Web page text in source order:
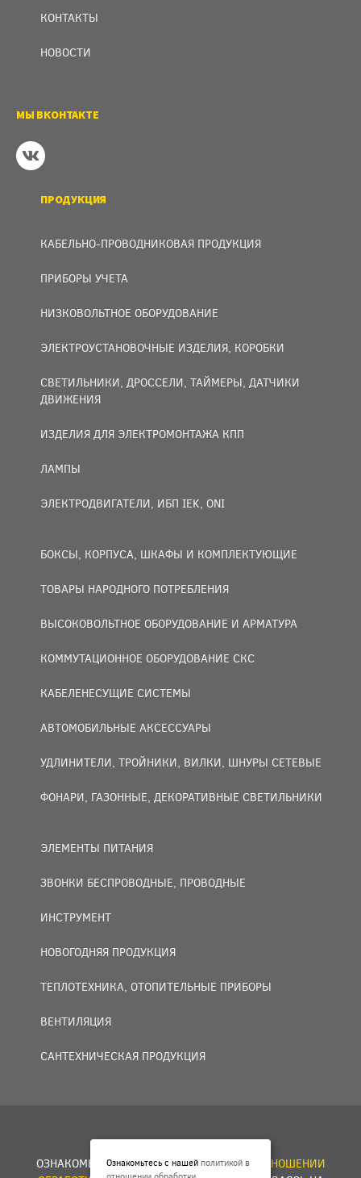
КОНТАКТЫ
НОВОСТИ
МЫ ВКОНТАКТЕ
ПРОДУКЦИЯ
КАБЕЛЬНО-ПРОВОДНИКОВАЯ ПРОДУКЦИЯ
ПРИБОРЫ УЧЕТА
НИЗКОВОЛЬТНОЕ ОБОРУДОВАНИЕ
ЭЛЕКТРОУСТАНОВОЧНЫЕ ИЗДЕЛИЯ, КОРОБКИ
СВЕТИЛЬНИКИ, ДРОССЕЛИ, ТАЙМЕРЫ, ДАТЧИКИ
ДВИЖЕНИЯ
ИЗДЕЛИЯ ДЛЯ ЭЛЕКТРОМОНТАЖА КПП
ЛАМПЫ
ЭЛЕКТРОДВИГАТЕЛИ, ИБП IEK, ONI
БОКСЫ, КОРПУСА, ШКАФЫ И КОМПЛЕКТУЮЩИЕ
ТОВАРЫ НАРОДНОГО ПОТРЕБЛЕНИЯ
ВЫСОКОВОЛЬТНОЕ ОБОРУДОВАНИЕ И АРМАТУРА
КОММУТАЦИОННОЕ ОБОРУДОВАНИЕ СКС
КАБЕЛЕНЕСУЩИЕ СИСТЕМЫ
АВТОМОБИЛЬНЫЕ АКСЕССУАРЫ
УДЛИНИТЕЛИ, ТРОЙНИКИ, ВИЛКИ, ШНУРЫ СЕТЕВЫЕ
ФОНАРИ, ГАЗОННЫЕ, ДЕКОРАТИВНЫЕ СВЕТИЛЬНИКИ
ЭЛЕМЕНТЫ ПИТАНИЯ
ЗВОНКИ БЕСПРОВОДНЫЕ, ПРОВОДНЫЕ
ИНСТРУМЕНТ
НОВОГОДНЯЯ ПРОДУКЦИЯ
ТЕПЛОТЕХНИКА, ОТОПИТЕЛЬНЫЕ ПРИБОРЫ
ВЕНТИЛЯЦИЯ
САНТЕХНИЧЕСКАЯ ПРОДУКЦИЯ
ОЗНАКОМЬТЕСЬ С НАШЕЙПОЛИТИКОЙ В ОТНОШЕНИИ
Ознакомьтесь с нашей политикой в